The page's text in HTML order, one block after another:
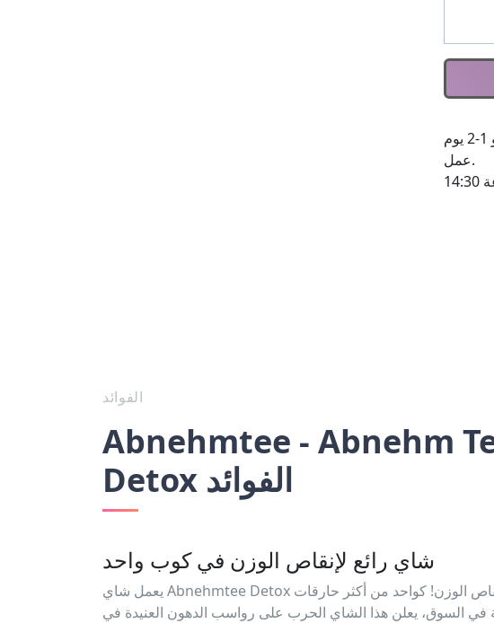
يتم إرسال الشحنات من مستودعات في الولايات المتحدة وتركيا، حسب حالة المخزون. وقت التسليم هو 1-2 يوم
عمل.
الفوائد
Abnehmtee - Abnehm
Detox الفوائد
شاي رائع لإنقاص الوزن في كوب واحد
يعمل شاي Abnehmtee Detox كساحر لإنقاص الوزن! كواحد من أكثر حارقات
في السوق، يعلن هذا الشاي الحرب على رواسب الدهون العنيدة في